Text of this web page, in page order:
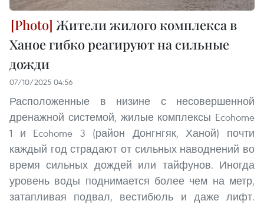
Жители жилого комплекса в
Ханое гибко реагируют на сильные
дожди
07/10/2025 04:56
Расположенные в низине с несовершенной
дренажной системой, жилые комплексы Ecohome
1 и Ecohome 3 (район Донгнгяк, Ханой) почти
каждый год страдают от сильных наводнений во
время сильных дождей или тайфунов. Иногда
уровень воды поднимается более чем на метр,
затапливая подвал, вестибюль и даже лифт.